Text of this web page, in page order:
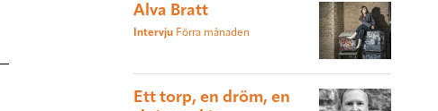
Alva Bratt
Intervju Förra månaden
Ett torp, en dröm, en